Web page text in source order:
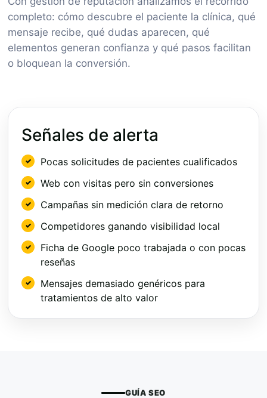
completo: cómo descubre el paciente la clínica, qué
mensaje recibe, qué dudas aparecen, qué
elementos generan confianza y qué pasos facilitan
o bloquean la conversión.
Señales de alerta
Pocas solicitudes de pacientes cualificados
Web con visitas pero sin conversiones
Campañas sin medición clara de retorno
Competidores ganando visibilidad local
Ficha de Google poco trabajada o con pocas
reseñas
Mensajes demasiado genéricos para
tratamientos de alto valor
GUÍA SEO